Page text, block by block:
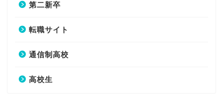
第二新卒
転職サイト
通信制高校
高校生